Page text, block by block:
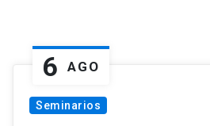
6 AGO
Seminarios